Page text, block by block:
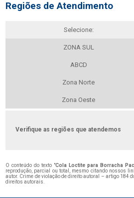
Regiões de Atendimento
Selecione:
ZONA SUL
ABCD
Zona Norte
Zona Oeste
Verifique as regiões que atendemos
O conteúdo do texto "Cola Loctite para Borracha
reprodução, parcial ou total, mesmo citando nossos
autor. Crime de violação de direito autoral – artigo 184
direitos autorais